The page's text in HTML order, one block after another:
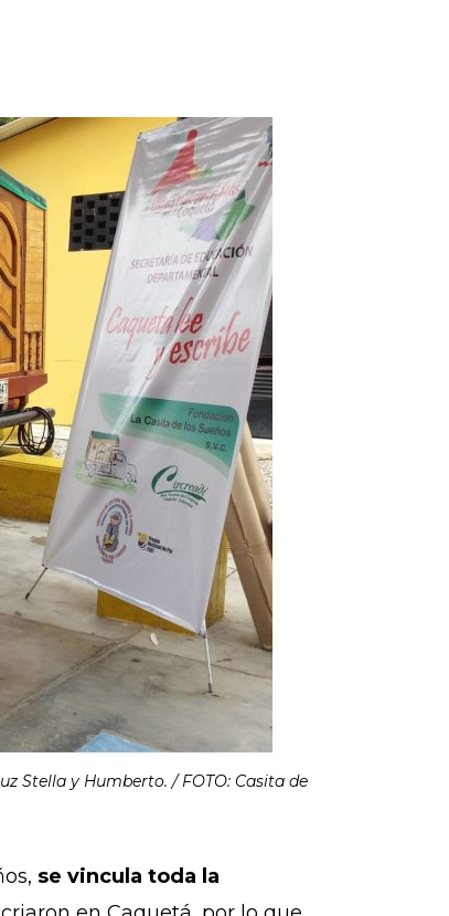
Stella y Humberto. / FOTO: Casita de
se vincula toda la